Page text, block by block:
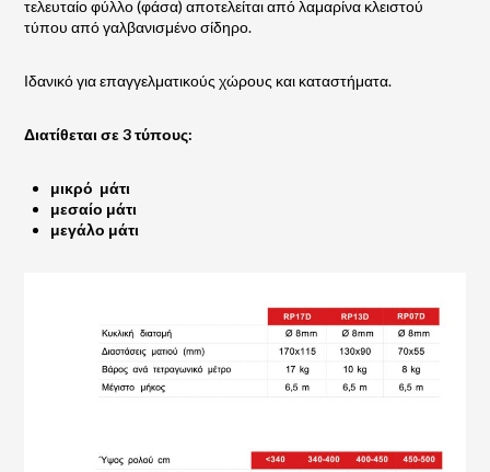
τελευταίο φύλλο (φάσα) αποτελείται από λαμαρίνα κλειστού
τύπου από γαλβανισμένο σίδηρο.
Ιδανικό για επαγγελματικούς χώρους και καταστήματα.
Διατίθεται σε 3 τύπους:
μικρό μάτι
μεσαίο μάτι
μεγάλο μάτι